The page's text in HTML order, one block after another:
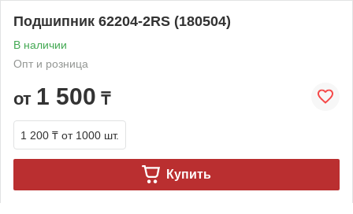
Подшипник 62204-2RS (180504)
В наличии
Опт и розница
от 1 500 ₸
1 200 ₸ от 1000 шт.
Купить